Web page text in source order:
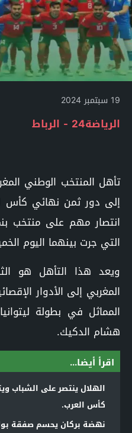
19 سبتمبر 2024
الرياضة24 - الرباط
تأهل المنتخب الوطني
إلى دور ثمن نهائي كأس
التي جرت بينهما اليوم
ويعد هذا التأهل هو
المغربي إلى الأدوار
هشام الدكيك.
اقرأ أيضا...
الهلال ينتصر على الشباب
كأس العرب.
نهضة بركان يحسم صفقة